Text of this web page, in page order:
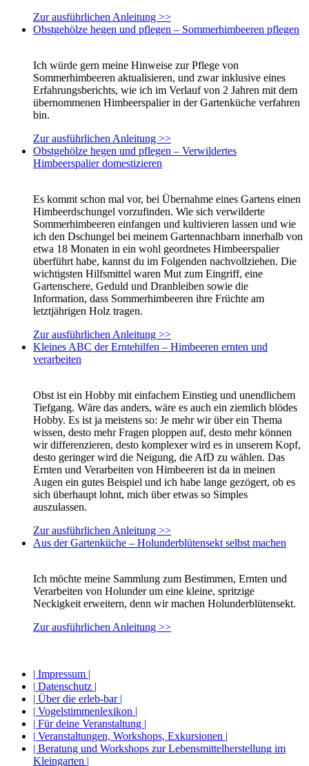
Zur ausführlichen Anleitung >>
Obstgehölze hegen und pflegen – Sommerhimbeeren pflegen
Ich würde gern meine Hinweise zur Pflege von
Sommerhimbeeren aktualisieren, und zwar inklusive eines
Erfahrungsberichts, wie ich im Verlauf von 2 Jahren mit dem
übernommenen Himbeerspalier in der Gartenküche verfahren
bin.
Zur ausführlichen Anleitung >>
Obstgehölze hegen und pflegen – Verwildertes
Himbeerspalier domestizieren
Es kommt schon mal vor, bei Übernahme eines Gartens einen
Himbeerdschungel vorzufinden. Wie sich verwilderte
Sommerhimbeeren einfangen und kultivieren lassen und wie
ich den Dschungel bei meinem Gartennachbarn innerhalb von
etwa 18 Monaten in ein wohl geordnetes Himbeerspalier
überführt habe, kannst du im Folgenden nachvollziehen. Die
wichtigsten Hilfsmittel waren Mut zum Eingriff, eine
Gartenschere, Geduld und Dranbleiben sowie die
Information, dass Sommerhimbeeren ihre Früchte am
letztjährigen Holz tragen.
Zur ausführlichen Anleitung >>
Kleines ABC der Erntehilfen – Himbeeren ernten und
verarbeiten
Obst ist ein Hobby mit einfachem Einstieg und unendlichem
Tiefgang. Wäre das anders, wäre es auch ein ziemlich blödes
Hobby. Es ist ja meistens so: Je mehr wir über ein Thema
wissen, desto mehr Fragen ploppen auf, desto mehr können
wir differenzieren, desto komplexer wird es in unserem Kopf,
desto geringer wird die Neigung, die AfD zu wählen. Das
Ernten und Verarbeiten von Himbeeren ist da in meinen
Augen ein gutes Beispiel und ich habe lange gezögert, ob es
sich überhaupt lohnt, mich über etwas so Simples
auszulassen.
Zur ausführlichen Anleitung >>
Aus der Gartenküche – Holunderblütensekt selbst machen
Ich möchte meine Sammlung zum Bestimmen, Ernten und
Verarbeiten von Holunder um eine kleine, spritzige
Neckigkeit erweitern, denn wir machen Holunderblütensekt.
Zur ausführlichen Anleitung >>
| Impressum |
| Datenschutz |
| Über die erleb-bar |
| Vogelstimmenlexikon |
| Für deine Veranstaltung |
| Veranstaltungen, Workshops, Exkursionen |
| Beratung und Workshops zur Lebensmittelherstellung im
Kleingarten |